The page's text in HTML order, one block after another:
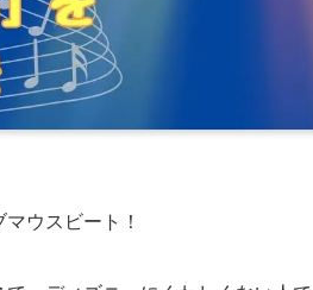
ウスビート！